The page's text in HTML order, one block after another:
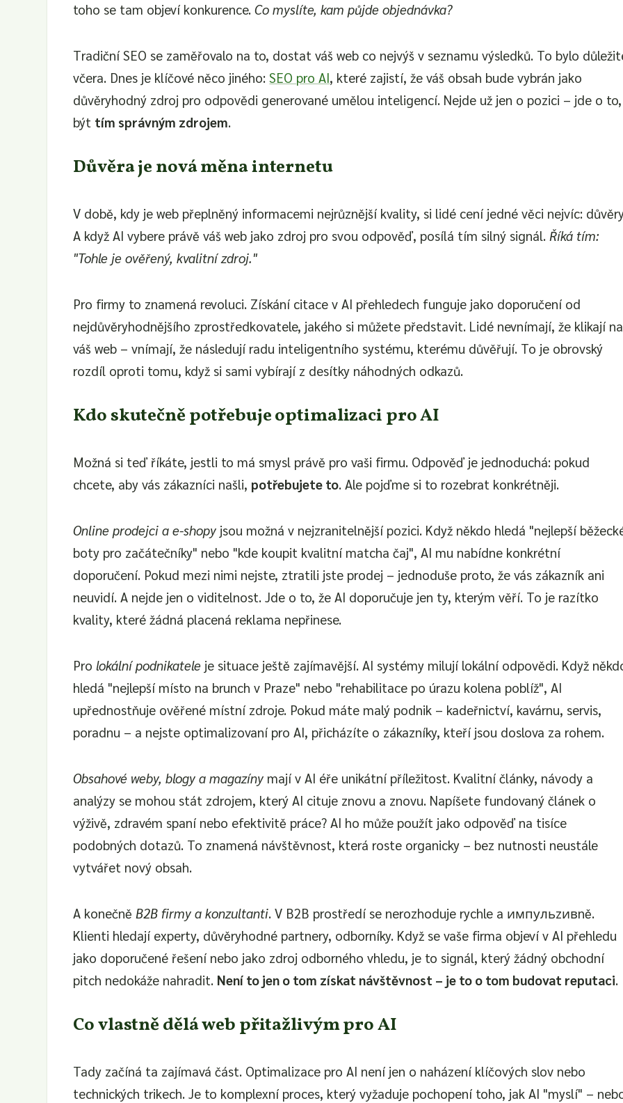
toho se tam objeví konkurence.Co myslíte, kam půjde objednávka?
Tradiční SEO se zaměřovalo na to, dostat váš web co nejvýš v seznamu výsledků. To bylo
včera. Dnes je klíčové něco jiného:SEO pro AI, které zajistí, že váš obsah bude vybrán jako
důvěryhodný zdroj pro odpovědi generované umělou inteligencí. Nejde už jen o pozici – jde o to,
být tím správným zdrojem.
Důvěra je nová měna internetu
V době, kdy je web přeplněný informacemi nejrůznější kvality, si lidé cení jedné věci nejvíc:
A když AI vybere právě váš web jako zdroj pro svou odpověď, posílá tím silný signál. Říká tím:
"Tohle je ověřený, kvalitní zdroj."
Pro firmy to znamená revoluci. Získání citace v AI přehledech funguje jako doporučení od
nejdůvěryhodnějšího zprostředkovatele, jakého si můžete představit. Lidé nevnímají, že klikají na
váš web – vnímají, že následují radu inteligentního systému, kterému důvěřují. To je obrovský
rozdíl oproti tomu, když si sami vybírají z desítky náhodných odkazů.
Kdo skutečně potřebuje optimalizaci pro AI
Možná si teď říkáte, jestli to má smysl právě pro vaši firmu. Odpověď je jednoduchá: pokud
chcete, aby vás zákazníci našli, potřebujete to. Ale pojďme si to rozebrat konkrétněji.
Online prodejci a e-shopy jsou možná v nejzranitelnější pozici. Když někdo hledá "nejlepší
boty pro začátečníky" nebo "kde koupit kvalitní matcha čaj", AI mu nabídne konkrétní
doporučení. Pokud mezi nimi nejste, ztratili jste prodej – jednoduše proto, že vás zákazník ani
neuvidí. A nejde jen o viditelnost. Jde o to, že AI doporučuje jen ty, kterým věří. To je razítko
kvality, které žádná placená reklama nepřinese.
Prolokální podnikatele je situace ještě zajímavější. AI systémy milují lokální odpovědi. Když
hledá "nejlepší místo na brunch v Praze" nebo "rehabilitace po úrazu kolena poblíž", AI
upřednostňuje ověřené místní zdroje. Pokud máte malý podnik – kadeřnictví, kavárnu, servis,
poradnu – a nejste optimalizovaní pro AI, přicházíte o zákazníky, kteří jsou doslova za rohem.
Obsahové weby, blogy a magazíny mají v AI éře unikátní příležitost. Kvalitní články, návody a
analýzy se mohou stát zdrojem, který AI cituje znovu a znovu. Napíšete fundovaný článek o
výživě, zdravém spaní nebo efektivitě práce? AI ho může použít jako odpověď na tisíce
podobných dotazů. To znamená návštěvnost, která roste organicky – bez nutnosti neustále
vytvářet nový obsah.
A konečně B2B firmy a konzultanti. V B2B prostředí se nerozhoduje rychle a импульzивně.
Klienti hledají experty, důvěryhodné partnery, odborníky. Když se vaše firma objeví v AI přehledu
jako doporučené řešení nebo jako zdroj odborného vhledu, je to signál, který žádný obchodní
pitch nedokáže nahradit. Není to jen o tom získat návštěvnost – je to o tom budovat reputaci.
Co vlastně dělá web přitažlivým pro AI
Tady začíná ta zajímavá část. Optimalizace pro AI není jen o naházení klíčových slov nebo
technických trikech. Je to komplexní proces, který vyžaduje pochopení toho, jak AI "myslí" –